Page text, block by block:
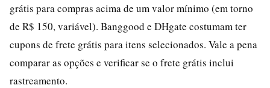
grátis para compras acima de um valor mínimo (em torno
de R$ 150, variável). Banggood e DHgate costumam ter
cupons de frete grátis para itens selecionados. Vale a pena
comparar as opções e verificar se o frete grátis inclui
rastreamento.